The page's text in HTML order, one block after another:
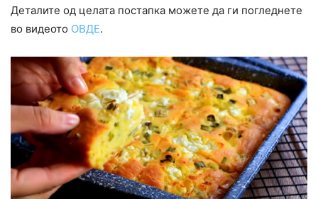
Деталите од целата постапка можете да ги погледнете
во видеото ОВДЕ.